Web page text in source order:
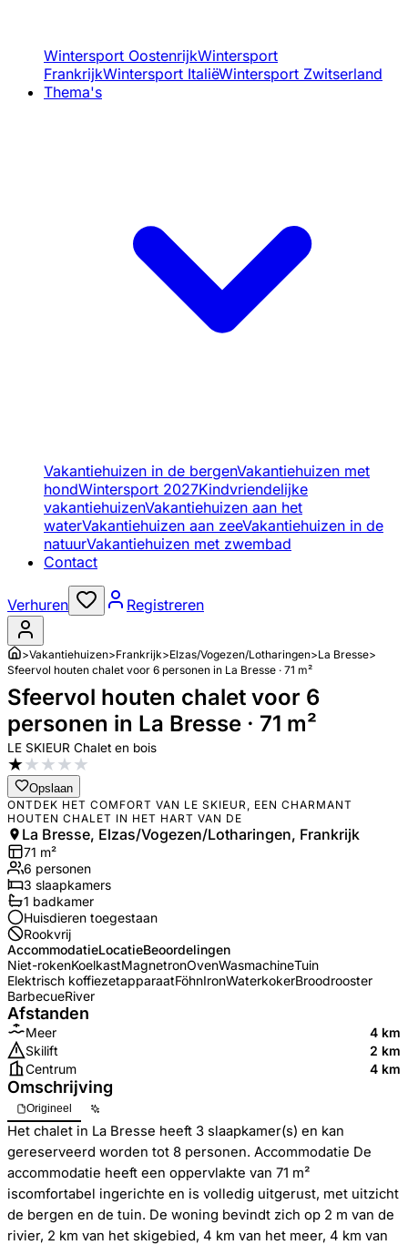
Wintersport OostenrijkWintersport
FrankrijkWintersport ItaliëWintersport Zwitserland
Thema's
Vakantiehuizen in de bergenVakantiehuizen met
hondWintersport 2027Kindvriendelijke
vakantiehuizenVakantiehuizen aan het
waterVakantiehuizen aan zeeVakantiehuizen in de
natuurVakantiehuizen met zwembad
Contact
Verhuren Registreren
>Vakantiehuizen>Frankrijk>Elzas/Vogezen/Lotharingen>La Bresse>
Sfeervol houten chalet voor 6 personen in La Bresse · 71 m²
Sfeervol houten chalet voor 6
personen in La Bresse · 71 m²
LE SKIEUR Chalet en bois
★★★★★
Opslaan
ONTDEK HET COMFORT VAN LE SKIEUR, EEN CHARMANT
HOUTEN CHALET IN HET HART VAN DE
La Bresse, Elzas/Vogezen/Lotharingen, Frankrijk
71 m²
6 personen
3 slaapkamers
1 badkamer
Huisdieren toegestaan
Rookvrij
AccommodatieLocatieBeoordelingen
Niet-rokenKoelkastMagnetronOvenWasmachineTuin
Elektrisch koffiezetapparaatFöhnIronWaterkokerBroodrooster
BarbecueRiver
Afstanden
Meer
4 km
Skilift
2 km
Centrum
4 km
Omschrijving
Origineel
Het chalet in La Bresse heeft 3 slaapkamer(s) en kan
gereserveerd worden tot 8 personen. Accommodatie De
accommodatie heeft een oppervlakte van 71 m²
iscomfortabel ingerichte en is volledig uitgerust, met uitzicht
de bergen en de tuin. De woning bevindt zich op 2 m van de
rivier, 2 km van het skigebied, 4 km van het meer, 4 km van